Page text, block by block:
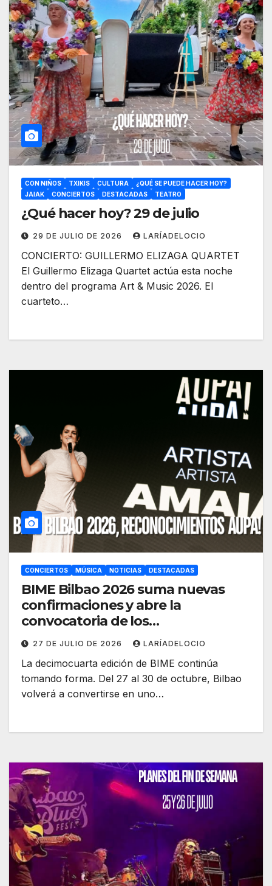
CON NIÑOS TXIKIS CULTURA
¿QUÉ SE PUEDE HACER HOY?
JAIAK
CONCIERTOS DESTACADAS TEATRO
¿Qué hacer hoy? 29 de julio
29 DE JULIO DE 2026 LARÍADELOCIO
CONCIERTO: GUILLERMO ELIZAGA QUARTET
El Guillermo Elizaga Quartet actúa esta noche
dentro del programa Art & Music 2026. El
cuarteto…
CONCIERTOS MÚSICA NOTICIAS DESTACADAS
BIME Bilbao 2026 suma nuevas
confirmaciones y abre la
convocatoria de los
Reconocimientos AUPA!
27 DE JULIO DE 2026 LARÍADELOCIO
La decimocuarta edición de BIME continúa
tomando forma. Del 27 al 30 de octubre, Bilbao
volverá a convertirse en uno…